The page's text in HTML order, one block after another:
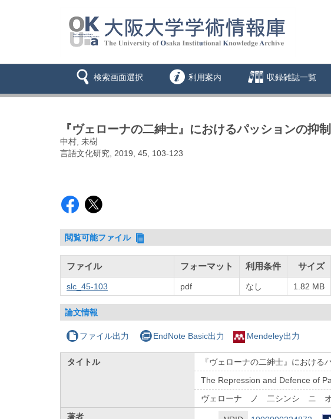
検索画面選択 利用案内 収録雑誌一覧
『ヴェローナの二紳士』におけるパッションの抑
中村, 未樹
言語文化研究, 2019, 45, 103-123
閲覧可能ファイル
ファイル フォーマット 利用条件 サイズ
slc_45-103 pdf なし 1.82 MB
論文情報
ファイル出力 EndNote Basic出力 Mendeley出力
タイトル
『ヴェローナの二紳士』における
The Repression and Defence of
ヴェローナ ノ 二シンシ ニ
著者